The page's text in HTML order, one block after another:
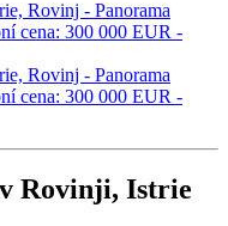
Rovinji, Istrie